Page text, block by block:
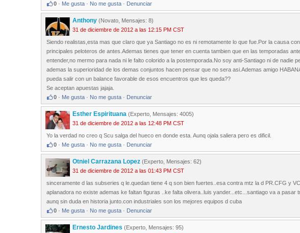
0 · Me gusta · No me gusta · Denunciar
Anthony (Novato, Mensajes: 8)
31 de diciembre de 2012 a las 12:15 PM CST
Siendo realistas,esta mas que claro que ya Santiago no es ni remotamente lo que fue.Por la causa
principales peloteros de antes.Ademas tienes que tener en cuenta tambien que en las temporadas
entender,no mermo para nada ni le falto colorido a la postemporada.No soy anti-Santiago ni de nadie
ademas la superioridad de los demas conjuntos hacen pensar que no sera asi.Ademas amigo
pueda salir con un balance favorable de esos encuentros que les queda??
Se aceptan apuestas jajaja.
0 · Me gusta · No me gusta · Denunciar
Esther Espirituana (Experto, Mensajes: 4005)
31 de diciembre de 2012 a las 12:48 PM CST
Yo la verdad no creo q Scu salga del hueco en donde esta. Aunq ojala saliera pero es dificil.
0 · Me gusta · No me gusta · Denunciar
Otniel Carrazana Lopez (Experto, Mensajes: 62)
31 de diciembre de 2012 a las 01:43 PM CST
sinceramente d las subseries q le.quedan tiene 4 q son bien fuertes..esa contra mtz la d PR.CFG y
aplanadora no existe ademas ke faltan figuras ..ke falta olivera..luis yander...etc...santiago va a pasar
aunq sin duda en historia junto.con industriales son los mejores equipos d cuba
0 · Me gusta · No me gusta · Denunciar
Ernesto Jardines (Experto, Mensajes: 95)